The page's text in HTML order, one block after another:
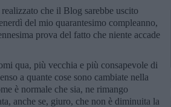
che il Blog sarebbe uscito
del mio quarantesimo compleanno,
prova del fatto che niente accade
qua, più vecchia e più consapevole di
a quante cose sono cambiate nella
è normale che sia, ne rimango
anche se, giuro, che non è diminuita la